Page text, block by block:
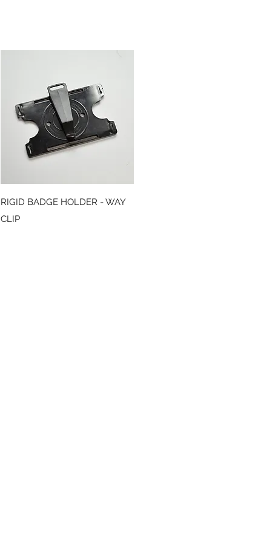
Snabbvisning
RIGID BADGE HOLDER - WAY
CLIP